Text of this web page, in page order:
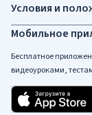
Мобильное
Бесплатное
видеоуроками,
Условия и